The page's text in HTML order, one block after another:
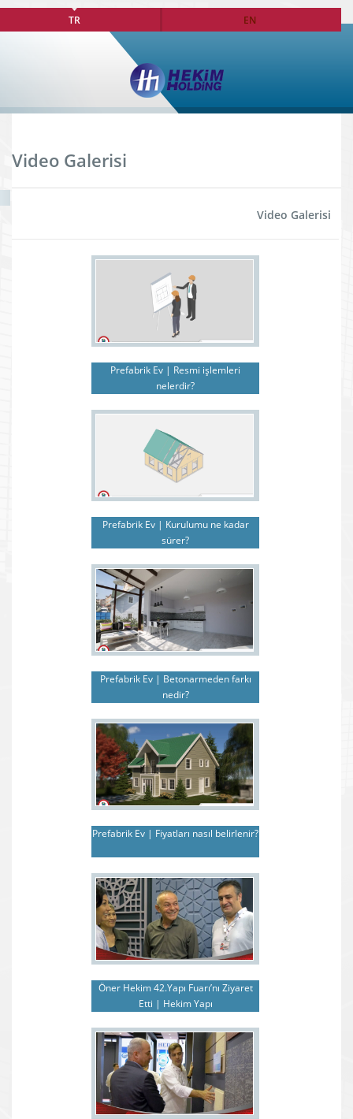
TR EN
Video Galerisi
Video Galerisi
Prefabrik Ev | Resmi işlemleri
nelerdir?
Prefabrik Ev | Kurulumu ne kadar
sürer?
Prefabrik Ev | Betonarmeden farkı
nedir?
Prefabrik Ev | Fiyatları nasıl belirlenir?
Öner Hekim 42.Yapı Fuarı’nı Ziyaret
Etti | Hekim Yapı